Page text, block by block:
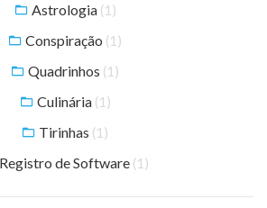
Astrologia (1)
Conspiração (1)
Quadrinhos (1)
Culinária (1)
Tirinhas (1)
Registro de Software (1)